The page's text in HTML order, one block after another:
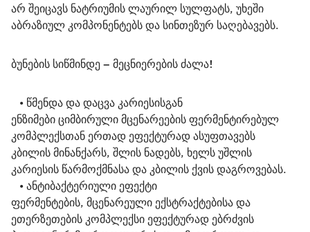
არ შეიცავს ნატრიუმის ლაურილ სულფატს, უხეში
აბრაზიულ კომპონენტებს და სინთეზურ საღებავებს.
ბუნების სიწმინდე – მეცნიერების ძალა!
• წმენდა და დაცვა კარიესისგან
ენზიმები ციმბირული მცენარეების ფერმენტირებულ
კომპლექსთან ერთად ეფექტურად ასუფთავებს
კბილის მინანქარს, შლის ნადებს, ხელს უშლის
კარიესის წარმოქმნასა და კბილის ქვის დაგროვებას.
• ანტიბაქტერიული ეფექტი
ფერმენტების, მცენარეული ექსტრაქტებისა და
ეთერზეთების კომპლექსი ეფექტურად ებრძვის